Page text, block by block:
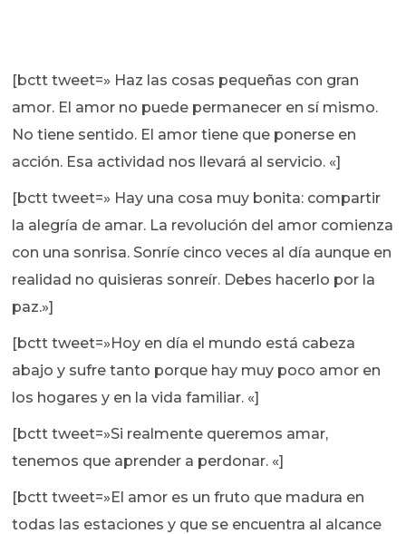
[bctt tweet=» Haz las cosas pequeñas con gran
amor. El amor no puede permanecer en sí mismo.
No tiene sentido. El amor tiene que ponerse en
acción. Esa actividad nos llevará al servicio. «]
[bctt tweet=» Hay una cosa muy bonita: compartir
la alegría de amar. La revolución del amor comienza
con una sonrisa. Sonríe cinco veces al día aunque en
realidad no quisieras sonreír. Debes hacerlo por la
paz.»]
[bctt tweet=»Hoy en día el mundo está cabeza
abajo y sufre tanto porque hay muy poco amor en
los hogares y en la vida familiar. «]
[bctt tweet=»Si realmente queremos amar,
tenemos que aprender a perdonar. «]
[bctt tweet=»El amor es un fruto que madura en
todas las estaciones y que se encuentra al alcance